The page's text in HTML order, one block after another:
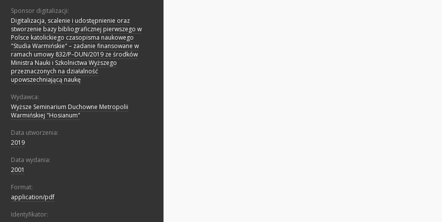
Sponsor digitalizacji:
Digitalizacja, scalenie i udostępnienie oraz
stworzenie bazy bibliograficznej pierwszego w
Polsce katolickiego czasopisma naukowego
"Studia Warmińskie" – zadanie finansowane w
ramach umowy 832/P–DUN/2019 ze środków
Ministra Nauki i Szkolnictwa Wyższego
przeznaczonych na działalność
upowszechniającą naukę
Wydawca:
Wyższe Seminarium Duchowne Metropolii
Warmińskiej "Hosianum"
Data utworzenia:
2019
Data wydania:
2001
Format:
application/pdf
Identyfikator: